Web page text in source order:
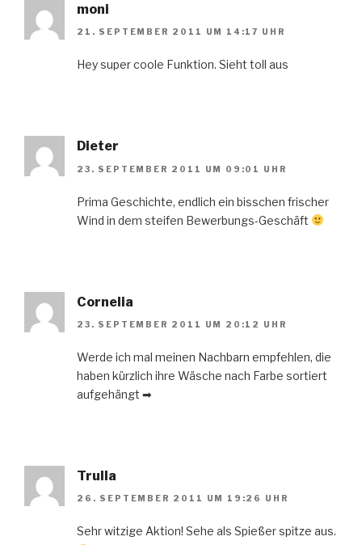
moni
21. SEPTEMBER 2011 UM 14:17 UHR
Hey super coole Funktion. Sieht toll aus
Dieter
23. SEPTEMBER 2011 UM 09:01 UHR
Prima Geschichte, endlich ein bisschen frischer
Wind in dem steifen Bewerbungs-Geschäft
Cornelia
23. SEPTEMBER 2011 UM 20:12 UHR
Werde ich mal meinen Nachbarn empfehlen, die
haben kürzlich ihre Wäsche nach Farbe sortiert
aufgehängt ➡
Trulla
26. SEPTEMBER 2011 UM 19:26 UHR
Sehr witzige Aktion! Sehe als Spießer spitze aus.